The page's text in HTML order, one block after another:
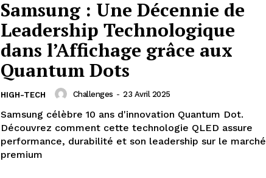
Samsung : Une Décennie de
Leadership Technologique
dans l’Affichage grâce aux
Quantum Dots
HIGH-TECH Challenges - 23 Avril 2025
Samsung célèbre 10 ans d'innovation Quantum Dot.
Découvrez comment cette technologie QLED assure
performance, durabilité et son leadership sur le marché
premium